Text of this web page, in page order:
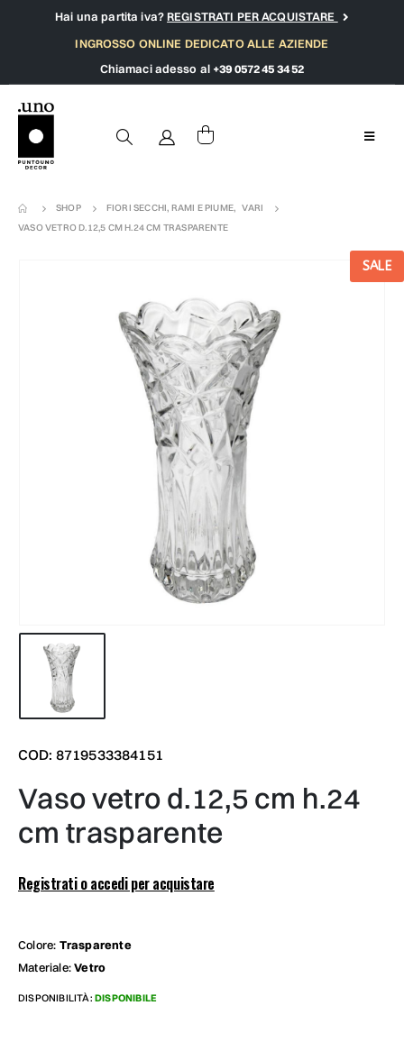
Hai una partita iva?REGISTRATI PER ACQUISTARE
INGROSSO ONLINE DEDICATO ALLE AZIENDE
Chiamaci adesso al +39 0572 45 34 52
SHOP FIORI SECCHI, RAMI E PIUME, VARI
VASO VETRO D.12,5 CM H.24 CM TRASPARENTE
SALE
COD: 8719533384151
vaso vetro d.12,5 cm h.24
cm trasparente
Registrati o accedi per acquistare
Colore: Trasparente
Materiale:Vetro
DISPONIBILITÀ: DISPONIBILE